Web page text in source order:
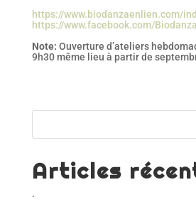
https://www.biodanzaenlien.com/
https://www.facebook.com/
Note: Ouverture d’ateliers
9h30 même lieu à partir de
Articles
.